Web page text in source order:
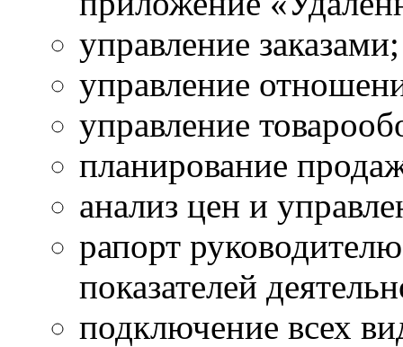
управление заказами;
управление
управление
планирование
анализ цен и
рапорт
показателей
подключение всех